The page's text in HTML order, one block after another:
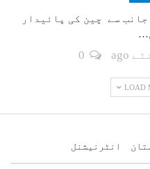
سے چین کی پائیدار
LOAD
انٹرنیشنل